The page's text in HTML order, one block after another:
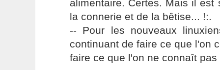
alimentaire. Certes. Mais il est
la connerie et de la bêtise... !:.
-- Pour les nouveaux
continuant de faire ce que l'on
faire ce que l'on ne connaît pas